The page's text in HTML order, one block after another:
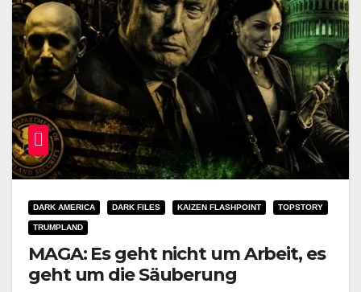
DARK AMERICA DARK FILES KAIZEN FLASHPOINT TOPSTORY
TRUMPLAND
MAGA: Es geht nicht um Arbeit, es
geht um die Säuberung